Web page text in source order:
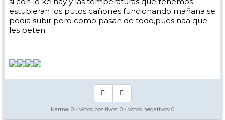
estubieran los putos cañones funcionando mañana se
podia subir pero como pasan de todo,pues naa que
les peten
Karma: 0 - Votos positivos: 0 - Votos negativos: 0